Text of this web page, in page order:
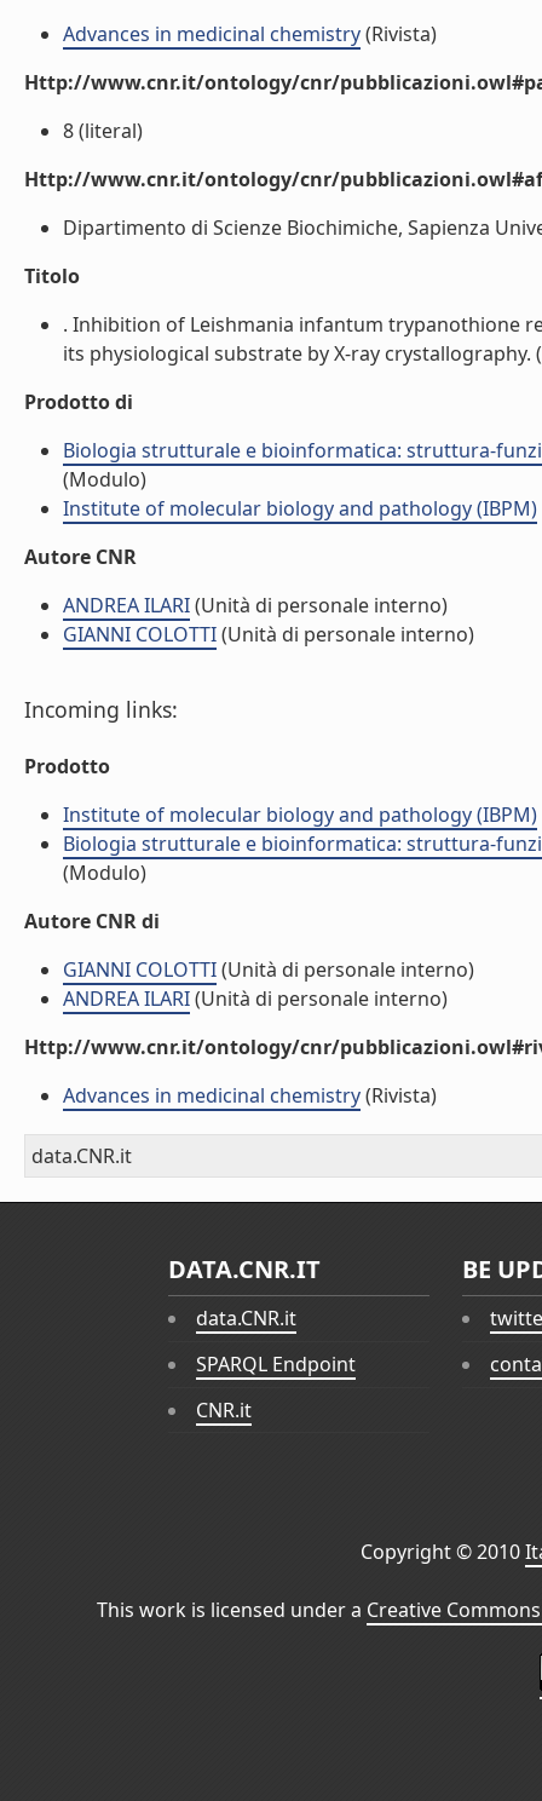
Advances in medicinal chemistry(Rivista)
Http://www.cnr.it/ontology/cnr/
8 (literal)
Http://www.cnr.it/ontology/cnr/
Dipartimento di Scienze Biochimiche, Sapienza
Titolo
. Inhibition of Leishmania infantum trypanothione
its physiological substrate by X-ray crystallography.
Prodotto di
Biologia strutturale e bioinformatica: struttura-
(Modulo)
Institute of molecular biology and pathology (IBPM)
Autore CNR
ANDREA ILARI(Unità di personale interno)
GIANNI COLOTTI(Unità di personale interno)
Incoming links:
Prodotto
Institute of molecular biology and pathology (IBPM)
Biologia strutturale e bioinformatica: struttura-
(Modulo)
Autore CNR di
GIANNI COLOTTI(Unità di personale interno)
ANDREA ILARI(Unità di personale interno)
Http://www.cnr.it/ontology/cnr/
Advances in medicinal chemistry(Rivista)
data.CNR.it
DATA.CNR.IT
data.CNR.it
SPARQL Endpoint
CNR.it
BE
Copyright © 2010
This work is licensed under a Creative